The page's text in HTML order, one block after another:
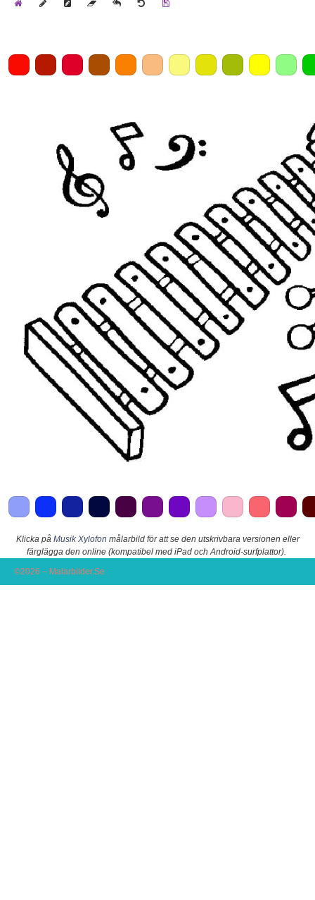
Klicka på Musik Xylofon målarbild för att se den utskrivbara versionen eller
färglägga den online (kompatibel med iPad och Android-surfplattor).
©2026 – Malarbilder.Se